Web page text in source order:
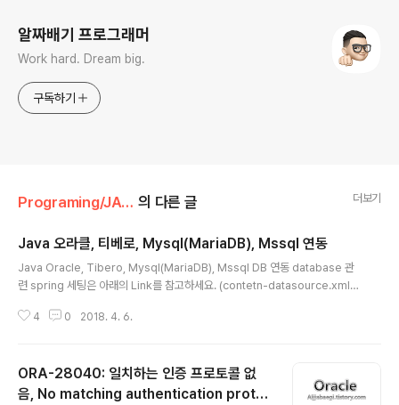
알짜배기 프로그래머
Work hard. Dream big.
구독하기
Programing/JAVA 의 다른 글 더보기
Java 오라클, 티베로, Mysql(MariaDB), Mssql 연동
Java Oracle, Tibero, Mysql(MariaDB), Mssql DB 연동 database 관
련 spring 세팅은 아래의 Link를 참고하세요. (contetn-datasource.xml
트 생성하기(4-3) - context-datasource.xml [database.properties]
bc:oracle:thin:@ip:port/sid #MSSQL 세미콜론에 주의 #driver=com...
4 0 2018. 4. 6.
ORA-28040: 일치하는 인증 프로토콜 없
음, No matching authentication proto